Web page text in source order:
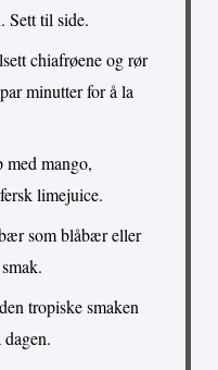
Sett til side.
chiafrøene og rør
minutter for å la
mango,
limejuice.
som blåbær eller
tropiske smaken